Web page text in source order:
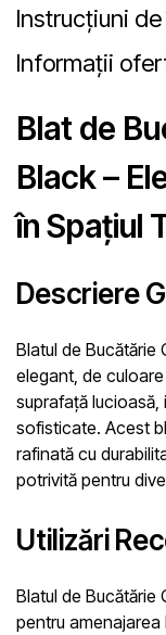
Instrucțiuni
Informații
Blat de
Black –
în Spațiul
Descriere
Blatul de Bucătărie
elegant, de
suprafață lucioasă,
sofisticate. Acest
rafinată cu
potrivită pentru
Utilizări
Blatul de
pentru amenajarea